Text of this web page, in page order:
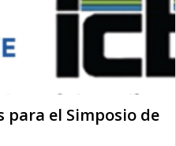
el Simposio de